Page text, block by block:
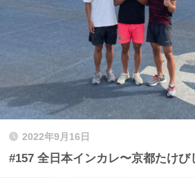
2022年9月16日
#157 全日本インカレ〜京都たけび